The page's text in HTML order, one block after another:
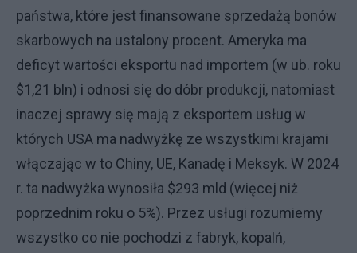
państwa, które jest finansowane sprzedażą bonów
skarbowych na ustalony procent. Ameryka ma
deficyt wartości eksportu nad importem (w ub. roku
$1,21 bln) i odnosi się do dóbr produkcji, natomiast
inaczej sprawy się mają z eksportem usług w
których USA ma nadwyżkę ze wszystkimi krajami
włączając w to Chiny, UE, Kanadę i Meksyk. W 2024
r. ta nadwyżka wynosiła $293 mld (więcej niż
poprzednim roku o 5%). Przez usługi rozumiemy
wszystko co nie pochodzi z fabryk, kopalń,